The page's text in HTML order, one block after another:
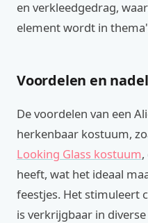
en verkleedgedrag,
element wordt in
Voordelen en
De voordelen van een
herkenbaar kostuum,
Looking Glass kostuum
heeft, wat het ideaal
feestjes. Het stimuleert
is verkrijgbaar in